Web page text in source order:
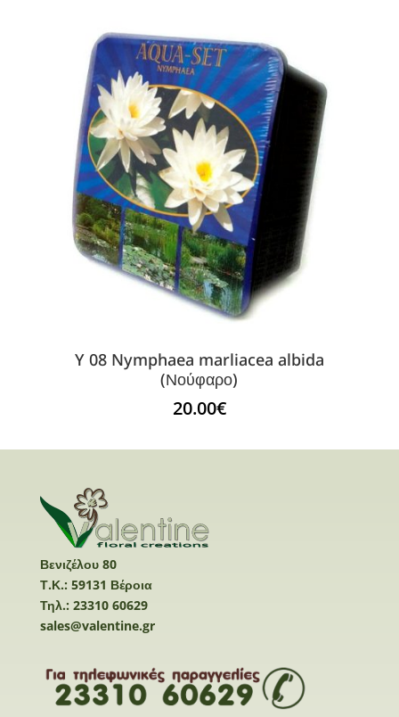
Y 08 Nymphaea marliacea albida
(Νούφαρο)
20.00€
Βενιζέλου 80
Τ.Κ.: 59131 Βέροια
Τηλ.: 23310 60629
sales@valentine.gr